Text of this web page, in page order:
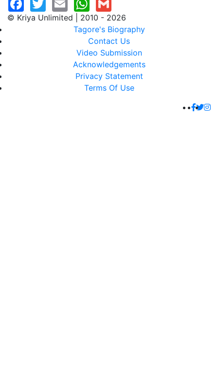
© Kriya Unlimited | 2010 - 2026
Tagore's Biography
Contact Us
Video Submission
Acknowledgements
Privacy Statement
Terms Of Use